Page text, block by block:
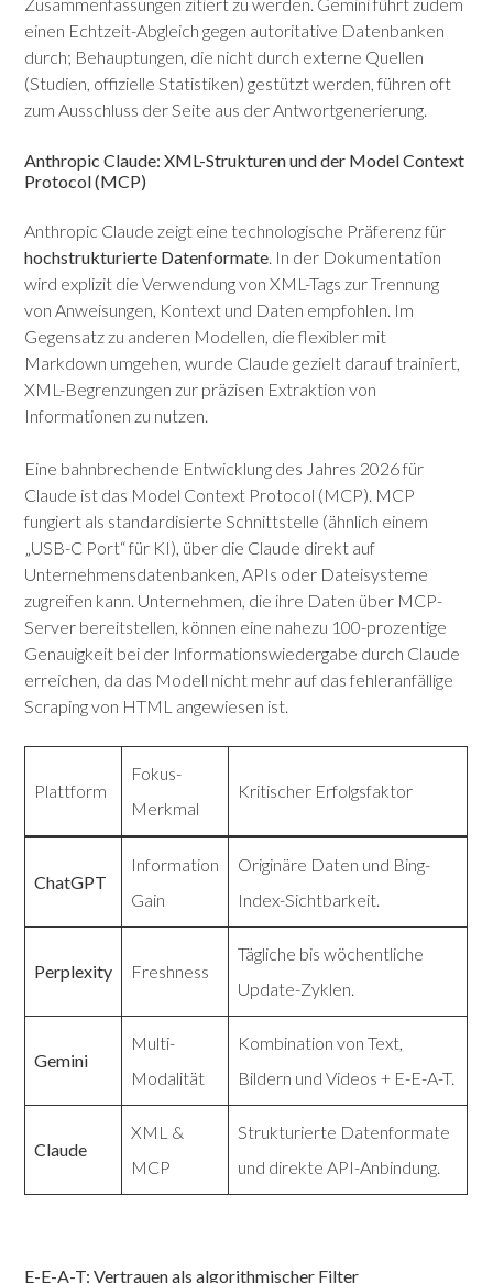
einen Echtzeit-Abgleich gegen autoritative Datenbanken
durch; Behauptungen, die nicht durch externe Quellen
(Studien, offizielle Statistiken) gestützt werden, führen oft
zum Ausschluss der Seite aus der Antwortgenerierung.
Anthropic Claude: XML-Strukturen und der Model Context
Protocol (MCP)
Anthropic Claude zeigt eine technologische Präferenz für
hochstrukturierte Datenformate. In der Dokumentation
wird explizit die Verwendung von XML-Tags zur Trennung
von Anweisungen, Kontext und Daten empfohlen. Im
Gegensatz zu anderen Modellen, die flexibler mit
Markdown umgehen, wurde Claude gezielt darauf trainiert,
XML-Begrenzungen zur präzisen Extraktion von
Informationen zu nutzen.
Eine bahnbrechende Entwicklung des Jahres 2026 für
Claude ist das Model Context Protocol (MCP). MCP
fungiert als standardisierte Schnittstelle (ähnlich einem
„USB-C Port“ für KI), über die Claude direkt auf
Unternehmensdatenbanken, APIs oder Dateisysteme
zugreifen kann. Unternehmen, die ihre Daten über MCP-
Server bereitstellen, können eine nahezu 100-prozentige
Genauigkeit bei der Informationswiedergabe durch Claude
erreichen, da das Modell nicht mehr auf das fehleranfällige
Scraping von HTML angewiesen ist.
Plattform
Fokus-
Merkmal
Kritischer Erfolgsfaktor
ChatGPT
Information
Gain
Originäre Daten und Bing-
Index-Sichtbarkeit.
Perplexity Freshness
Tägliche bis wöchentliche
Update-Zyklen.
Gemini
Multi-
Modalität
Kombination von Text,
Bildern und Videos + E-E-A-T.
Claude
XML &
MCP
Strukturierte Datenformate
und direkte API-Anbindung.
E-E-A-T: Vertrauen als algorithmischer Filter